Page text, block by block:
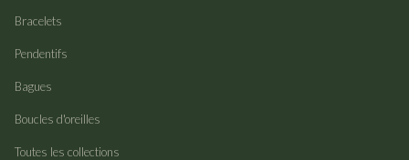
Bracelets
Pendentifs
Bagues
Boucles d'oreilles
Toutes les collections